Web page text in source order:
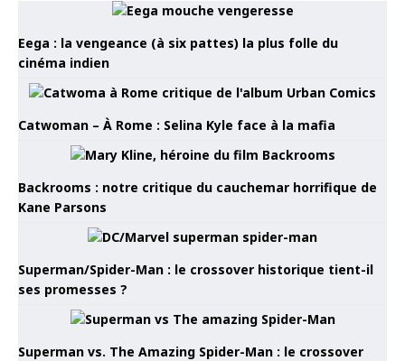
Eega : la vengeance (à six pattes) la plus folle du
cinéma indien
Catwoman – À Rome : Selina Kyle face à la mafia
Backrooms : notre critique du cauchemar horrifique de
Kane Parsons
Superman/Spider-Man : le crossover historique tient-il
ses promesses ?
Superman vs. The Amazing Spider-Man : le crossover